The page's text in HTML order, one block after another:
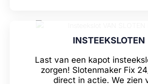
INSTEEKSLOTEN
Last van een kapot
zorgen! Slotenmaker Fix
direct in actie. We zien